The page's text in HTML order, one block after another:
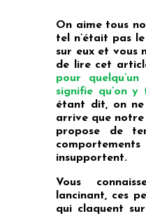
On aime tous
tel n’était pas
sur eux et vous
de lire cet
pour
signifie qu’on y
étant dit, on
arrive que
propose de
insupportent.
Vous
lancinant, ces
qui claquent